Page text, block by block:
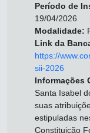
Período de
19/04/2026
Modalidade:
Link da
https://
sii-2026
Informações
Santa Isabel
suas
estipuladas
Constituição